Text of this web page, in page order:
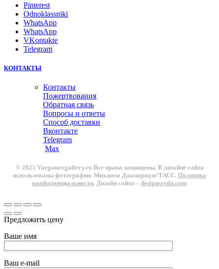
Pinterest
Odnoklassniki
WhatsApp
WhatsApp
VKontakte
Telegram
КОНТАКТЫ
Контакты
Пожертвования
Обратная связь
Вопросы и ответы
Способ доставки
Вконтакте
Telegram
Max
© 2023 Varganovgallery.ru Все права защищены. В дизайне сайта
использованы фотографии: Михаила Джапаридзе/ТАСС. Политика
конфиденциальности. Дизайн сайта – designsreda.com
Предложить цену
Ваше имя
Ваш e-mail